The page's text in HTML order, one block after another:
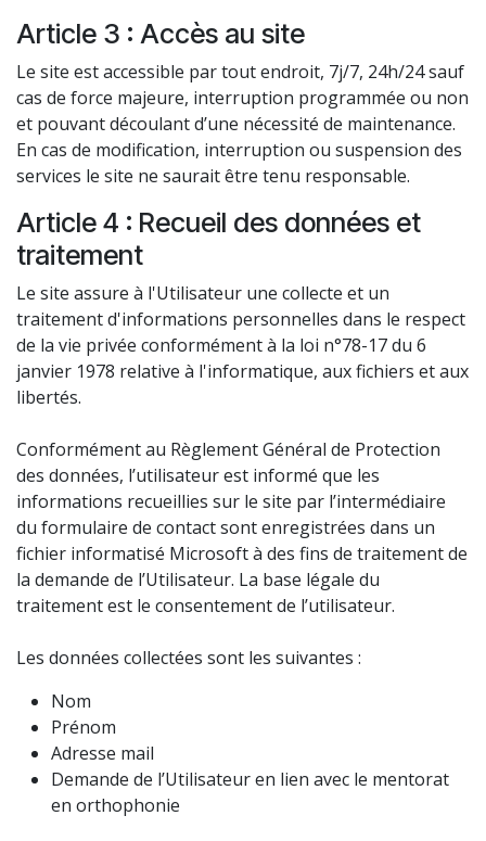
Article 3 : Accès au site
Le site est accessible par tout endroit, 7j/7, 24h/24 sauf
cas de force majeure, interruption programmée ou non
et pouvant découlant d’une nécessité de maintenance.
En cas de modification, interruption ou suspension des
services le site ne saurait être tenu responsable.
Article 4 : Recueil des données et
traitement
Le site assure à l'Utilisateur une collecte et un
traitement d'informations personnelles dans le respect
de la vie privée conformément à la loi n°78-17 du 6
janvier 1978 relative à l'informatique, aux fichiers et aux
libertés.
Conformément au Règlement Général de Protection
des données, l’utilisateur est informé que les
informations recueillies sur le site par l’intermédiaire
du formulaire de contact sont enregistrées dans un
fichier informatisé Microsoft à des fins de traitement de
la demande de l’Utilisateur. La base légale du
traitement est le consentement de l’utilisateur.
Les données collectées sont les suivantes :
Nom
Prénom
Adresse mail
Demande de l’Utilisateur en lien avec le mentorat
en orthophonie